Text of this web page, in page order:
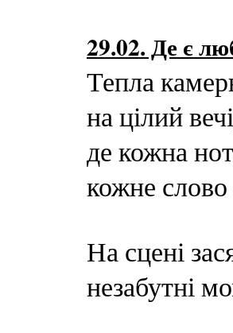
29.02. Де є
Тепла
на цілий
де кожна
кожне
На сцені
незабутні